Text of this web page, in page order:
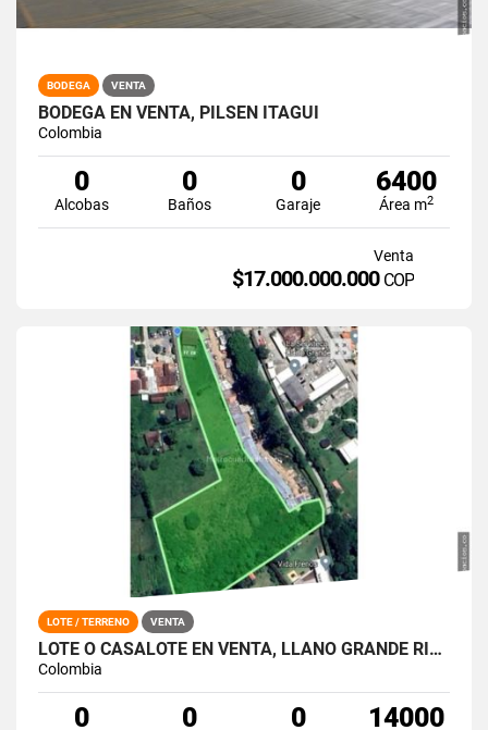
BODEGA VENTA
BODEGA EN VENTA, PILSEN ITAGUI
Colombia
0
Alcobas
0
Baños
0
Garaje
6400
Área m2
Venta
$17.000.000.000 COP
LOTE / TERRENO VENTA
LOTE O CASALOTE EN VENTA, LLANO GRANDE RIONEGRO
Colombia
0 0 0 14000